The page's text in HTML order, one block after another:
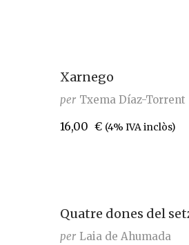
Xarnego
per Txema Díaz-Torrent
16,00 € (4% IVA inclòs)
Quatre dones del
per Laia de Ahumada